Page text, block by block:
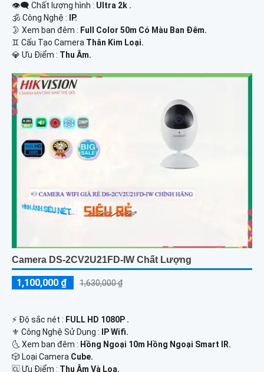
👁️‍🗨 Chất lượng hình : Ultra 2k .
🕉️ Công Nghệ :
IP.
🌛 Xem ban đêm : Full Color 50m Có Màu Ban Đêm.
♊ Cấu Tạo Camera Thân Kim Loại.
️💎 Ưu Điểm : Thu Âm.
Camera DS-2CV2U21FD-IW Chất Lượng
1,100,000 ₫ 1,630,000 ₫
️⚡ Độ sắc nét : FULL HD 1080P .
⚜️ Công Nghệ Sử Dụng :
IP Wifi.
🌜 Xem ban đêm : Hồng Ngoại 10m Hồng Ngoại Smart IR.
🎲 Loại Camera Cube.
️🆑 Ưu Điểm : Thu Âm Và Loa.